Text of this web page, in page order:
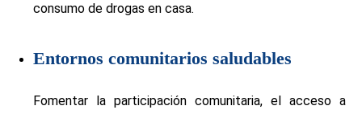
consumo de drogas en casa.
Entornos comunitarios saludables
Fomentar la participación comunitaria, el acceso a